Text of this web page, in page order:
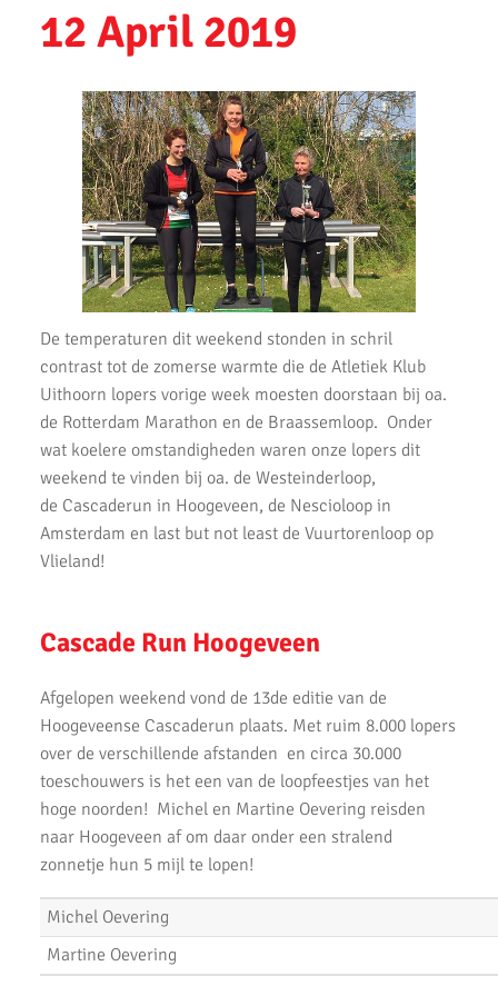
Ronald Velten slaagt voor looptrainer examen
Uithoorns Mooiste de Loop 2023 weer geweldig loopfeest
Zilveren Turfloop 2022
Wijnmarathon met AKU
Uitslagen Omloop van Noordwijkerhout 2022
Uitslagen Uithoorns Mooiste 2022
Uitslagen Weekend 09 April 2022
Uitslagen Weekend 2 April 2022
Uitslagen Weekend 27 Maart 2022
Uitslagen Weekend 20 Maart 2022
AKU lopers beginnen wedstrijden weer te vinden
Uitslagen 21 November 2021
Top Prestaties AKU op Marathon & Triathlon
6 nieuwe club records op 1 avond
Uitslagen 3000m & 5000m Test
Uitslagen 12 Minuten Test (Februari 2021)
Marathon van Uithoorn 2020
AKU Kipchoge Challenge 2020
Uitslagen 1 maart 2020
12 April 2019
De temperaturen dit weekend stonden in schril
contrast tot de zomerse warmte die de Atletiek Klub
Uithoorn lopers vorige week moesten doorstaan bij oa.
de Rotterdam Marathon en de Braassemloop. Onder
wat koelere omstandigheden waren onze lopers dit
weekend te vinden bij oa. de Westeinderloop,
de Cascaderun in Hoogeveen, de Nescioloop in
Amsterdam en last but not least de Vuurtorenloop op
Vlieland!
Cascade Run Hoogeveen
Afgelopen weekend vond de 13de editie van de
Hoogeveense Cascaderun plaats. Met ruim 8.000 lopers
over de verschillende afstanden en circa 30.000
toeschouwers is het een van de loopfeestjes van het
hoge noorden! Michel en Martine Oevering reisden
naar Hoogeveen af om daar onder een stralend
zonnetje hun 5 mijl te lopen!
Michel Oevering
Martine Oevering